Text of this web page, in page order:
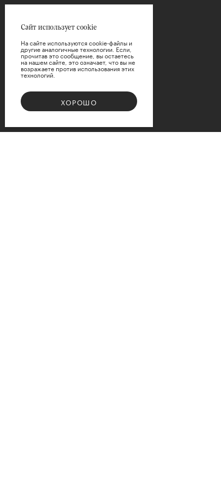
Сайт использует cookie
На сайте используются cookie-файлы и
другие аналогичные технологии. Если,
прочитав это сообщение, вы остаетесь
на нашем сайте, это означает, что вы не
возражаете против использования этих
технологий.
ХОРОШО